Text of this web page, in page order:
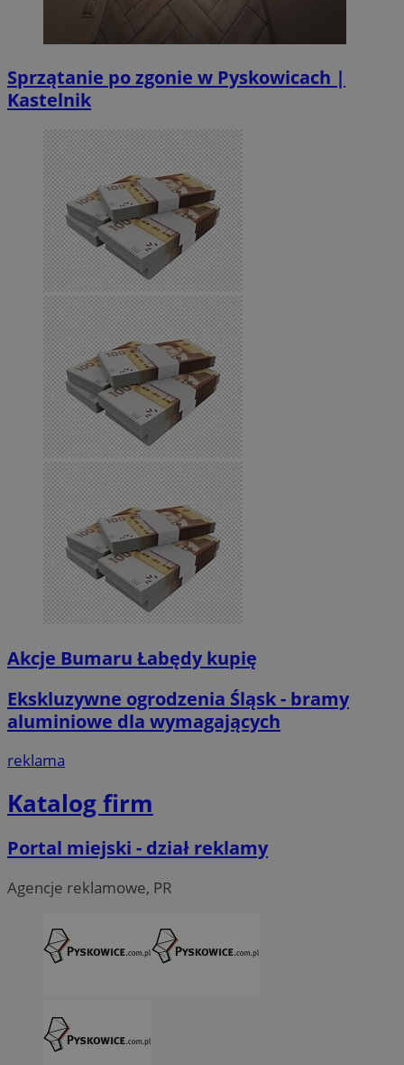
Sprzątanie po zgonie w Pyskowicach |
Kastelnik
Akcje Bumaru Łabędy kupię
Ekskluzywne ogrodzenia Śląsk - bramy
aluminiowe dla wymagających
reklama
Katalog firm
Portal miejski - dział reklamy
Agencje reklamowe, PR